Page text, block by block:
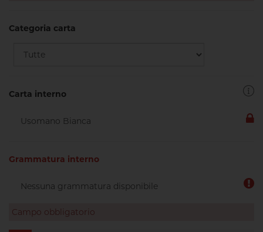
Categoria carta
Carta interno
Grammatura interno
Campo obbligatorio